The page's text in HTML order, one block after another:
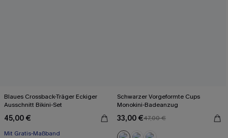
Blaues Crossback-Träger Eckiger
Ausschnitt Bikini-Set
45,00 €
Mit Gratis-Maßband
Schwarzer Vorgeformte Cups
Monokini-Badeanzug
33,00 €47,00 €